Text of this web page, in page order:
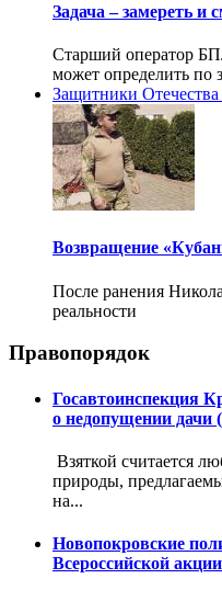
Задача – замереть и
Старший оператор
может определить по
Защитники
Возвращение
После ранения
реальности
Правопорядок
Госавтоинспекция
о недопущении дачи
Взяткой считается
природы,
на...
Новопокровские
Всероссийской